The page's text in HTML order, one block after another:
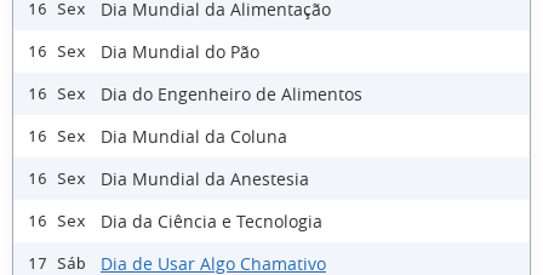
16 Sex Dia Mundial da Alimentação
16 Sex Dia Mundial do Pão
16 Sex Dia do Engenheiro de Alimentos
16 Sex Dia Mundial da Coluna
16 Sex Dia Mundial da Anestesia
16 Sex Dia da Ciência e Tecnologia
17 Sáb Dia de Usar Algo Chamativo